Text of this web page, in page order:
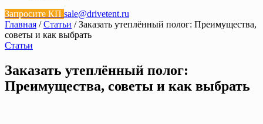
Запросите КП sale@drivetent.ru
Главная /Статьи / Заказать утеплённый полог: Преимущества,
советы и как выбрать
Статьи
Заказать утеплённый полог:
Преимущества, советы и как выбрать